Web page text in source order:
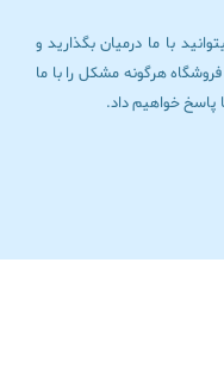
با ما درمیان بگذارید و
هرگونه مشکل را با ما